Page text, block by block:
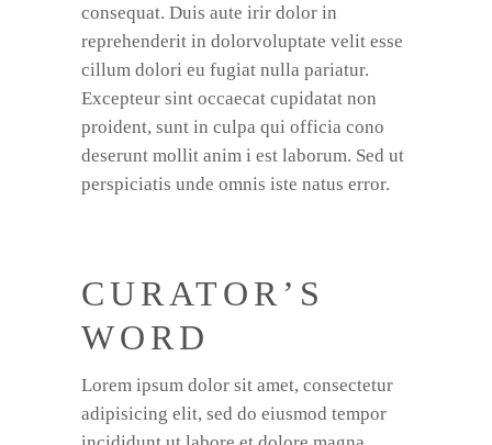
consequat. Duis aute irir dolor in
reprehenderit in dolorvoluptate velit esse
cillum dolori eu fugiat nulla pariatur.
Excepteur sint occaecat cupidatat non
proident, sunt in culpa qui officia cono
deserunt mollit anim i est laborum. Sed ut
perspiciatis unde omnis iste natus error.
CURATOR’S
WORD
Lorem ipsum dolor sit amet, consectetur
adipisicing elit, sed do eiusmod tempor